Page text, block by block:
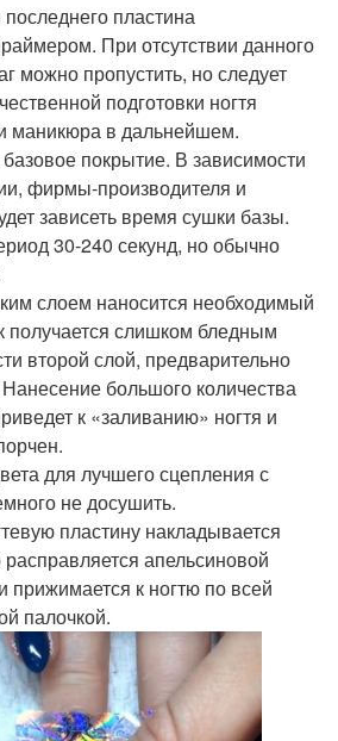
пластина
При отсутствии данного
можно пропустить, но следует
подготовки ногтя
маникюра в дальнейшем.
покрытие. В зависимости
фирмы-производителя и
зависеть время сушки базы.
30-240 секунд, но обычно
слоем наносится необходимый
получается слишком бледным
второй слой, предварительно
большого количества
к «заливанию» ногтя и
для лучшего сцепления с
не досушить.
пластину накладывается
апельсиновой
прижимается к ногтю по всей
палочкой.